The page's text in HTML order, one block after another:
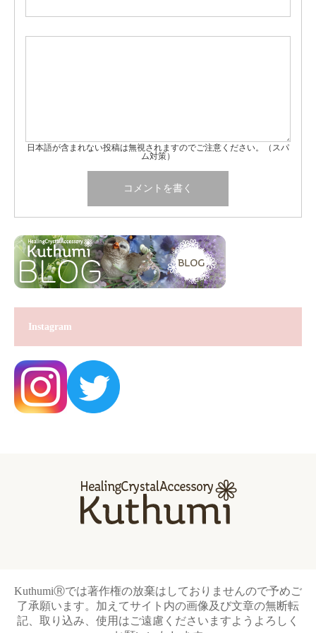
日本語が含まれない投稿は無視されますのでご注意ください。（スパ
ム対策）
Instagram
KuthumiⓇでは著作権の放棄はしておりませんので予めご
了承願います。加えてサイト内の画像及び文章の無断転
記、取り込み、使用はご遠慮くださいますようよろしく